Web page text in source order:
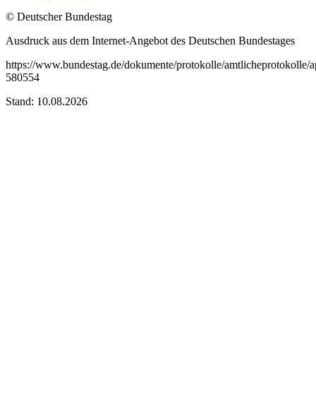
© Deutscher Bundestag
Ausdruck aus dem Internet-Angebot des Deutschen Bundestages
https://www.bundestag.de/dokumente/protokolle/amtlicheprotokolle/
580554
Stand: 10.08.2026